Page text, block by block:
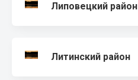
Липовецкий район
Литинский район